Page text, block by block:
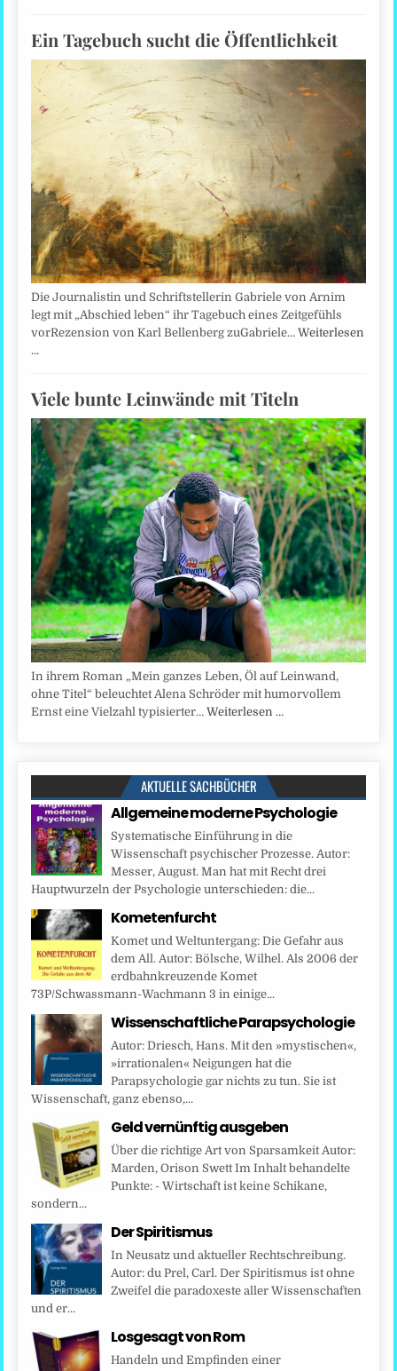
Ein Tagebuch sucht die Öffentlichkeit
Die Journalistin und Schriftstellerin Gabriele von Arnim
legt mit „Abschied leben“ ihr Tagebuch eines Zeitgefühls
vorRezension von Karl Bellenberg zuGabriele…Weiterlesen
…
Viele bunte Leinwände mit Titeln
In ihrem Roman „Mein ganzes Leben, Öl auf Leinwand,
ohne Titel“ beleuchtet Alena Schröder mit humorvollem
Ernst eine Vielzahl typisierter…Weiterlesen …
AKTUELLE SACHBÜCHER
Allgemeine moderne Psychologie
Systematische Einführung in die
Wissenschaft psychischer Prozesse. Autor:
Messer, August. Man hat mit Recht drei
Hauptwurzeln der Psychologie unterschieden: die...
Kometenfurcht
Komet und Weltuntergang: Die Gefahr aus
dem All. Autor: Bölsche, Wilhel. Als 2006 der
erdbahnkreuzende Komet
73P/Schwassmann-Wachmann 3 in einige...
Wissenschaftliche Parapsychologie
Autor: Driesch, Hans. Mit den »mystischen«,
»irrationalen« Neigungen hat die
Parapsychologie gar nichts zu tun. Sie ist
Wissenschaft, ganz ebenso,...
Geld vernünftig ausgeben
Über die richtige Art von Sparsamkeit Autor:
Marden, Orison Swett Im Inhalt behandelte
Punkte: - Wirtschaft ist keine Schikane,
sondern...
Der Spiritismus
In Neusatz und aktueller Rechtschreibung.
Autor: du Prel, Carl. Der Spiritismus ist ohne
Zweifel die paradoxeste aller Wissenschaften
und er...
Losgesagt von Rom
Handeln und Empfinden einer